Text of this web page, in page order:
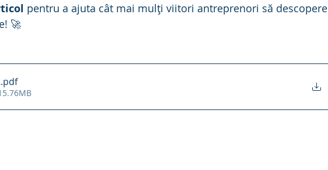
pentru a ajuta cât mai mulți viitori antreprenori să descopere
🚀
.pdf